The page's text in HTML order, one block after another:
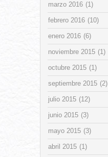
marzo 2016 (1)
febrero 2016 (10)
enero 2016 (6)
noviembre 2015 (1)
octubre 2015 (1)
septiembre 2015 (2)
julio 2015 (12)
junio 2015 (3)
mayo 2015 (3)
abril 2015 (1)